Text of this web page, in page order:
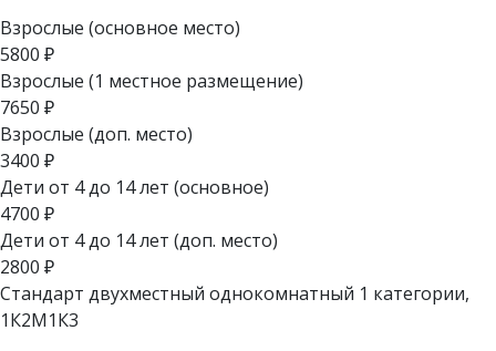
Взрослые (основное место)
5800 ₽
Взрослые (1 местное размещение)
7650 ₽
Взрослые (доп. место)
3400 ₽
Дети от 4 до 14 лет (основное)
4700 ₽
Дети от 4 до 14 лет (доп. место)
2800 ₽
Стандарт двухместный однокомнатный 1 категории,
1К2М1К3